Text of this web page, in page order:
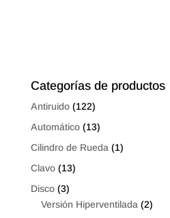
Categorías de productos
Antiruido (122)
Automático (13)
Cilindro de Rueda (1)
Clavo (13)
Disco (3)
Versión Hiperventilada (2)